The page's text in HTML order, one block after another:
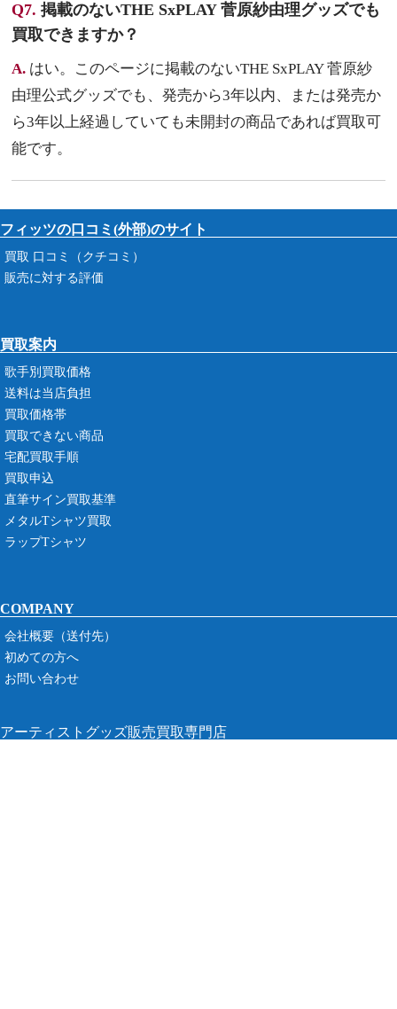
Q7. 掲載のないTHE SxPLAY 菅原紗由理グッズでも
買取できますか？
A. はい。このページに掲載のないTHE SxPLAY 菅原紗
由理公式グッズでも、発売から3年以内、または発売か
ら3年以上経過していても未開封の商品であれば買取可
能です。
フィッツの口コミ(外部)のサイト
買取 口コミ（クチコミ）
販売に対する評価
買取案内
歌手別買取価格
送料は当店負担
買取価格帯
買取できない商品
宅配買取手順
買取申込
直筆サイン買取基準
メタルTシャツ買取
ラップTシャツ
COMPANY
会社概要（送付先）
初めての方へ
お問い合わせ
アーティストグッズ販売買取専門店